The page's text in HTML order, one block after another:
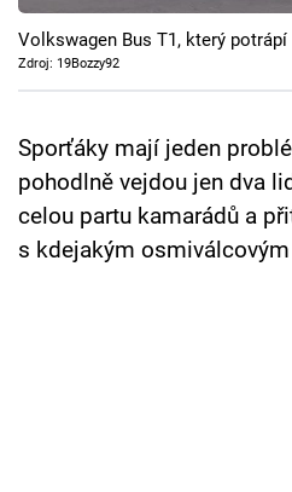
Pořady
Sledujte prima+
Přihlášení
Volkswagen Bus T1, který
Zdroj: 19Bozzy92
Sporťáky mají jeden
pohodlně vejdou jen dva
celou partu kamarádů a
s kdejakým